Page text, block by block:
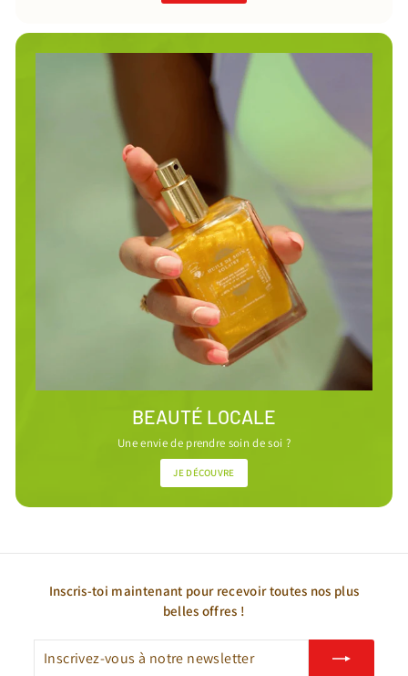
BEAUTÉ LOCALE
Une envie de prendre soin de soi ?
JE DÉCOUVRE
Inscris-toi maintenant pour recevoir toutes nos plus
belles offres !
vous